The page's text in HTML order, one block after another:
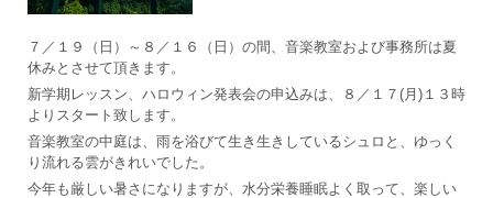
７／１９（日）～８／１６（日）の間、音楽教室および事務所は夏
休みとさせて頂きます。
新学期レッスン、ハロウィン発表会の申込みは、８／１７(月)１３時
よりスタート致します。
音楽教室の中庭は、雨を浴びて生き生きしているシュロと、ゆっく
り流れる雲がきれいでした。
今年も厳しい暑さになりますが、水分栄養睡眠よく取って、楽しい